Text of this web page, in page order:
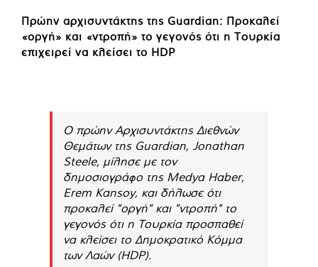
Πρώην αρχισυντάκτης της Guardian: Προκαλεί
«οργή» και «ντροπή» το γεγονός ότι η Τουρκία
επιχειρεί να κλείσει το HDP
Ο πρώην Αρχισυντάκτης Διεθνών
Θεμάτων της Guardian, Jonathan
Steele, μίλησε με τον
δημοσιογράφο της Medya Haber,
Erem Kansoy, και δήλωσε ότι
προκαλεί "οργή" και "ντροπή" το
γεγονός ότι η Τουρκία προσπαθεί
να κλείσει το Δημοκρατικό Κόμμα
των Λαών (HDP).